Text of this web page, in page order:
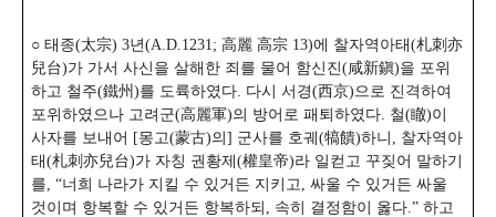
○ 태종(太宗) 3년(A.D.1231; 高麗 高宗 13)에 찰자역아태(札刺亦
兒台)가 가서 사신을 살해한 죄를 물어 함신진(咸新鎭)을 포위
하고 철주(鐵州)를 도륙하였다. 다시 서경(西京)으로 진격하여
포위하였으나 고려군(高麗軍)의 방어로 패퇴하였다. 철(瞮)이
사자를 보내어 [몽고(蒙古)의] 군사를 호궤(犒饋)하니, 찰자역아
태(札刺亦兒台)가 자칭 권황제(權皇帝)라 일컫고 꾸짖어 말하기
를, “너희 나라가 지킬 수 있거든 지키고, 싸울 수 있거든 싸울
것이며 항복할 수 있거든 항복하되, 속히 결정함이 옳다.” 하고